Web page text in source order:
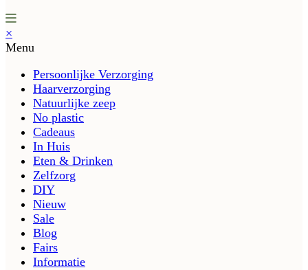
×
Menu
Persoonlijke Verzorging
Haarverzorging
Natuurlijke zeep
No plastic
Cadeaus
In Huis
Eten & Drinken
Zelfzorg
DIY
Nieuw
Sale
Blog
Fairs
Informatie